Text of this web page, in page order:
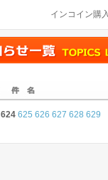
インコイン購
624 625 626 627 628 629